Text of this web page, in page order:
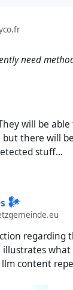
need
will be
there will
stuff...
𒀯
regarding
what
content